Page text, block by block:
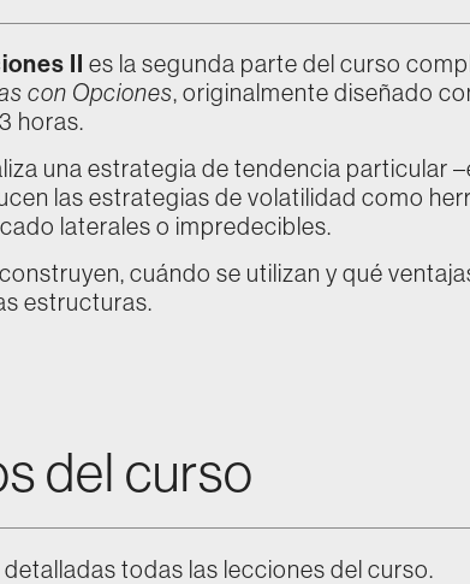
II es la segunda parte del curso
con Opciones, originalmente diseñado
horas.
una estrategia de tendencia particular
las estrategias de volatilidad como
laterales o impredecibles.
cuándo se utilizan y qué
estructuras.
del curso
todas las lecciones del curso.